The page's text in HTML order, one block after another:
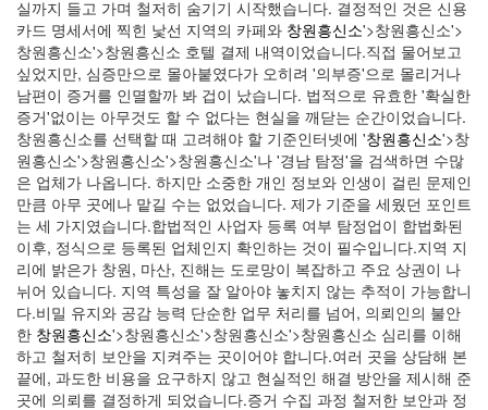
실까지 들고 가며 철저히 숨기기 시작했습니다. 결정적인 것은 신용
카드 명세서에 찍힌 낯선 지역의 카페와 창원흥신소'>창원흥신소'>
창원흥신소'>창원흥신소 호텔 결제 내역이었습니다.​직접 물어보고
싶었지만, 심증만으로 몰아붙였다가 오히려 '의부증'으로 몰리거나
남편이 증거를 인멸할까 봐 겁이 났습니다. 법적으로 유효한 '확실한
증거'없이는 아무것도 할 수 없다는 현실을 깨닫는 순간이었습니다.​
창원흥신소를 선택할 때 고려해야 할 기준​인터넷에 '창원흥신소'>창
원흥신소'>창원흥신소'>창원흥신소'나 '경남 탐정'을 검색하면 수많
은 업체가 나옵니다. 하지만 소중한 개인 정보와 인생이 걸린 문제인
만큼 아무 곳에나 맡길 수는 없었습니다. 제가 기준을 세웠던 포인트
는 세 가지였습니다.​합법적인 사업자 등록 여부 탐정업이 합법화된
이후, 정식으로 등록된 업체인지 확인하는 것이 필수입니다.​지역 지
리에 밝은가 창원, 마산, 진해는 도로망이 복잡하고 주요 상권이 나
뉘어 있습니다. 지역 특성을 잘 알아야 놓치지 않는 추적이 가능합니
다.​비밀 유지와 공감 능력 단순한 업무 처리를 넘어, 의뢰인의 불안
한 창원흥신소'>창원흥신소'>창원흥신소'>창원흥신소 심리를 이해
하고 철저히 보안을 지켜주는 곳이어야 합니다.​여러 곳을 상담해 본
끝에, 과도한 비용을 요구하지 않고 현실적인 해결 방안을 제시해 준
곳에 의뢰를 결정하게 되었습니다.​증거 수집 과정 철저한 보안과 정